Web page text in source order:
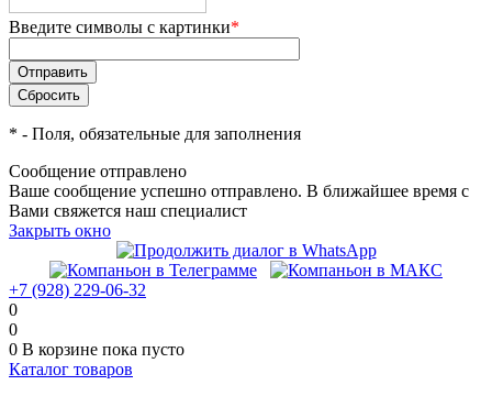
Введите символы с картинки*
* - Поля, обязательные для заполнения
Сообщение отправлено
Ваше сообщение успешно отправлено. В ближайшее время с
Вами свяжется наш специалист
Закрыть окно
+7 (928) 229-06-32
0
0
0 В корзине пока пусто
Каталог товаров